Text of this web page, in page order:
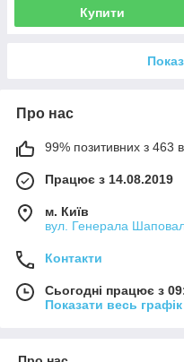
Купити
Про нас
99% позитивних з 463
Працює з 14.08.2019
м. Київ
вул. Генерала
Контакти
Сьогодні працює з
Показати весь